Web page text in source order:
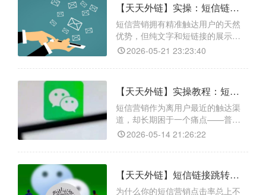
【天天外链】实操：短信链接一键跳转微信，二维码智能切换与数据追踪怎么实现
短信营销拥有精准触达用户的天然
优势，但纯文字和短链接的展示方
式有限，如何让用户从短信顺畅地
了完美解决方案。它的核心功能：
微信、企微、公众号、小程序、视
频号、小商店等场景；智能二维码
切换，可设置轮流循环、随机或按
权重优先级展示多个二维码；以及
2026-05-21 23:23:40
【天天外链】实操教程：短信链接跳转微信，后台随时更换二维码无需改链接
短信营销作为离用户最近的触达渠
道，却长期困于一个痛点——普通
短链被微信封杀，用户点击后只
流失。天天外链正是为破解这一僵
持一个链接绑定多个微信二维码，
可设置顺序、随机或循环切换展
2026-05-14 21:26:22
【天天外链】短信链接跳转微信小程序太丝滑了！天天外链功能解析与实操步骤
为什么你的短信营销点击率总上不